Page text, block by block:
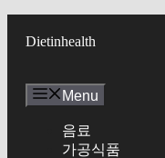
Dietinhealth
Menu
음료
가공식품